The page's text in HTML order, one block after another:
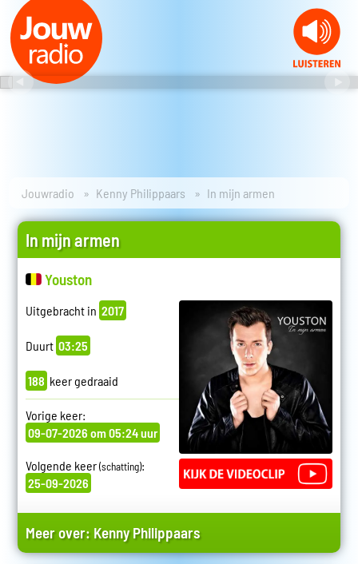
Jouwradio Kenny Philippaars In mijn armen
In mijn armen
Youston
Uitgebracht in 2017
Duurt 03:25
188 keer gedraaid
Vorige keer:
09-07-2026 om 05:24 uur
Volgende keer(schatting):
25-09-2026
Meer over: Kenny Philippaars